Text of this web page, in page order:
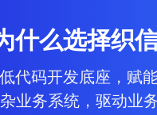
什么选择织
代码开发底座，赋
业务系统，驱动业